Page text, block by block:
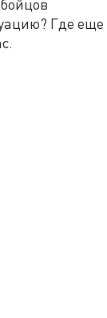
Где еще